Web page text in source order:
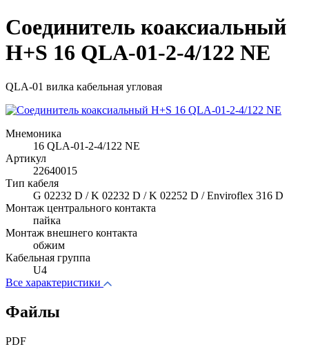
Соединитель коаксиальный
H+S 16 QLA-01-2-4/122 NE
QLA-01 вилка кабельная угловая
Мнемоника
16 QLA-01-2-4/122 NE
Артикул
22640015
Тип кабеля
G 02232 D / K 02232 D / K 02252 D / Enviroflex 316 D
Монтаж центрального контакта
пайка
Монтаж внешнего контакта
обжим
Кабельная группа
U4
Все характеристики
Файлы
PDF